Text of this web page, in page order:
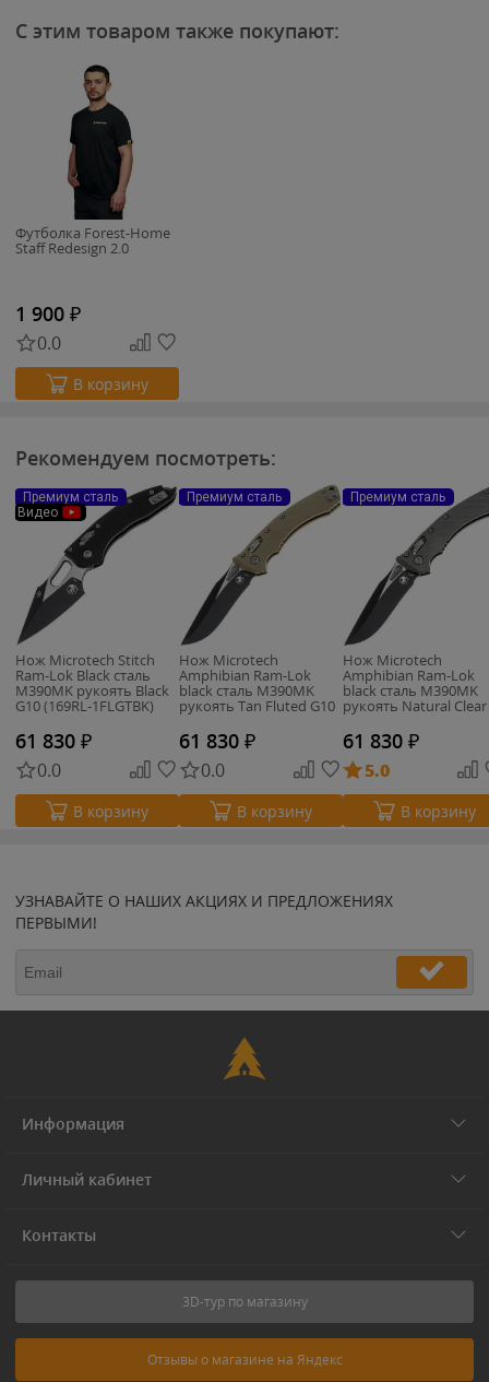
С этим товаром также покупают:
Футболка Forest-Home
Staff Redesign 2.0
1 900 ₽
0.0
В корзину
Рекомендуем посмотреть:
Премиум сталь
Видео
Нож Microtech Stitch
Ram-Lok Black сталь
M390MK рукоять Black
G10 (169RL-1FLGTBK)
61 830 ₽
0.0
В корзину
Премиум сталь
Нож Microtech
Amphibian Ram-Lok
black сталь M390MK
рукоять Tan Fluted G10
(137RL-1FLGTTA)
61 830 ₽
0.0
В корзину
Премиум сталь
Нож Microtech
Amphibian Ram-Lok
black сталь M390MK
рукоять Natural Clear
Fluted Aluminum
61 830 ₽
5.0
В корзину
УЗНАВАЙТЕ О НАШИХ АКЦИЯХ И ПРЕДЛОЖЕНИЯХ
ПЕРВЫМИ!
Информация
Личный кабинет
Контакты
3D-тур по магазину
Отзывы о магазине на Яндекс